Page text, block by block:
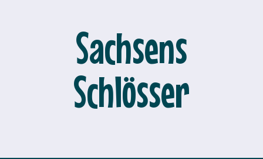
Sachsens
Schlösser